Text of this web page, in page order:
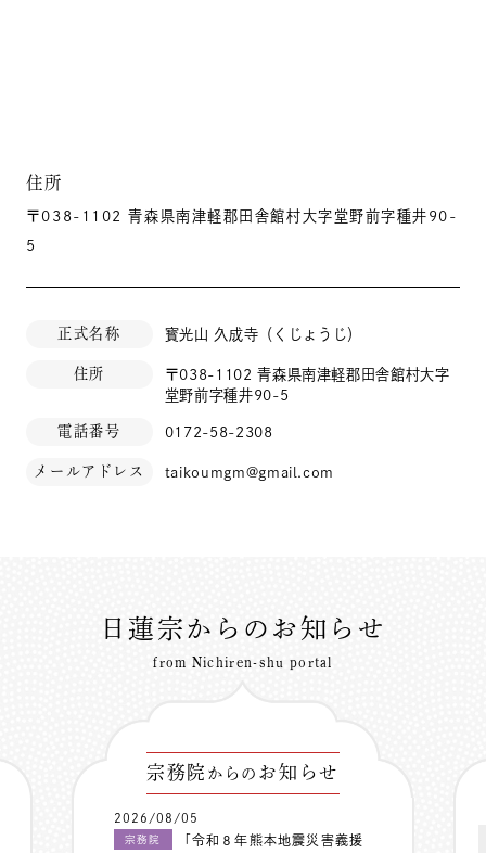
住所
〒038-1102 青森県南津軽郡田舎館村大字堂野前字種井90-
5
正式名称 寳光山 久成寺（くじょうじ）
住所
〒038-1102 青森県南津軽郡田舎館村大字
堂野前字種井90-5
電話番号 0172-58-2308
メールアドレス taikoumgm@gmail.com
日蓮宗からのお知らせ
from Nichiren-shu portal
宗務院 からの お知らせ
2026/08/05
宗務院
「令和８年熊本地震災害義援